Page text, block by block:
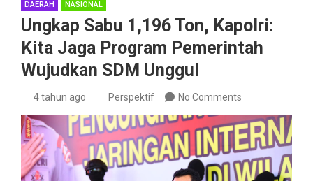
DAERAH NASIONAL
Ungkap Sabu 1,196 Ton, Kapolri:
Kita Jaga Program Pemerintah
Wujudkan SDM Unggul
4 tahun ago Perspektif No Comments